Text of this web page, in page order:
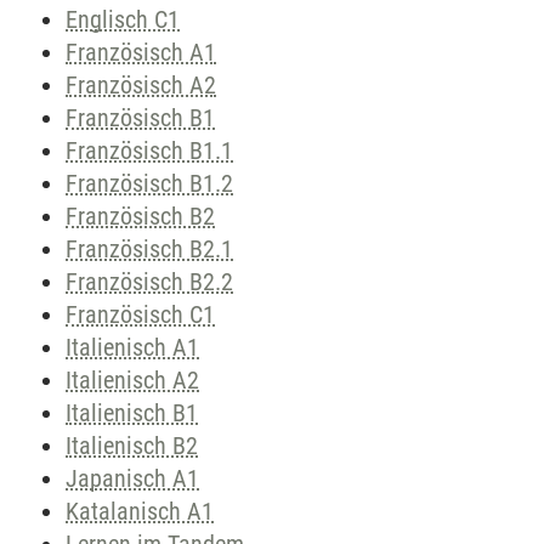
Englisch C1
Französisch A1
Französisch A2
Französisch B1
Französisch B1.1
Französisch B1.2
Französisch B2
Französisch B2.1
Französisch B2.2
Französisch C1
Italienisch A1
Italienisch A2
Italienisch B1
Italienisch B2
Japanisch A1
Katalanisch A1